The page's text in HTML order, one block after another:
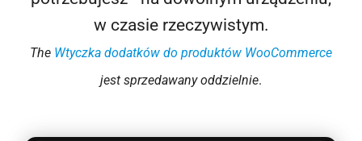
w czasie rzeczywistym.
The Wtyczka dodatków do produktów WooCommerce
jest sprzedawany oddzielnie.